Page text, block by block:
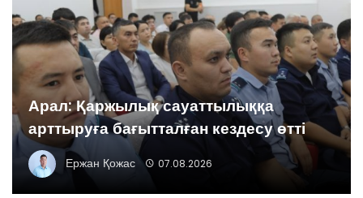
Арал: Қаржылық сауаттылыққа
арттыруға бағытталған кездесу өтті
Ержан Қожас 07.08.2026